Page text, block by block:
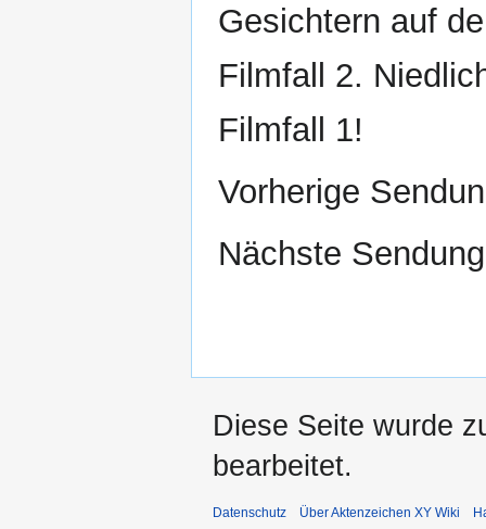
Gesichtern auf
Filmfall 2.
Filmfall 1!
Vorherige
Nächste
Diese Seite wurde
bearbeitet.
Datenschutz Über Aktenzeichen XY Wiki